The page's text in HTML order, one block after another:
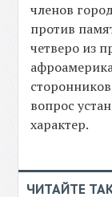
членов
против
четверо из
вопрос
характер.
ЧИТАЙТЕ